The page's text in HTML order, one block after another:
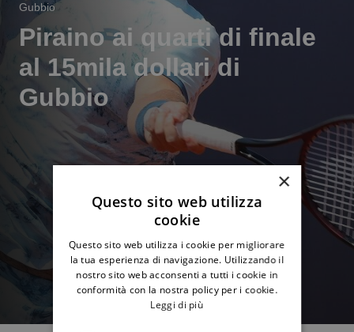
Gubbio
Piraino ai quarti di finale
al 15mila dollari di
Gubbio
×
Questo sito web utilizza
cookie
Questo sito web utilizza i cookie per migliorare
la tua esperienza di navigazione. Utilizzando il
nostro sito web acconsenti a tutti i cookie in
conformità con la nostra policy per i cookie.
Leggi di più